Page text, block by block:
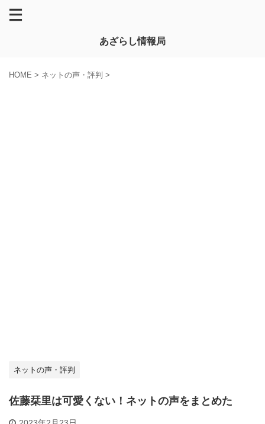
あざらし情報局
HOME > ネットの声・評判 >
ネットの声・評判
佐藤栞里は可愛くない！ネットの声をまとめた